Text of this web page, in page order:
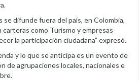
se difunde fuera del país, en Colombia,
como Turismo y empresas
la participación ciudadana” expresó.
y lo que se anticipa es un evento de
de agrupaciones locales, nacionales e